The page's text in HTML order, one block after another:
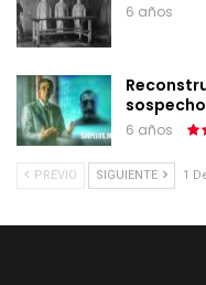
6 años
6 años
PREVIO SIGUIENTE 1